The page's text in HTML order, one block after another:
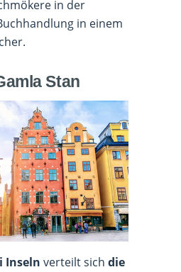
in der
in einem
Stan
Inseln verteilt sich die